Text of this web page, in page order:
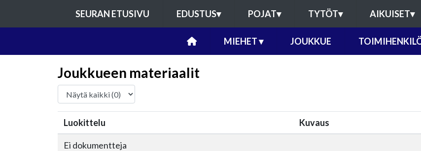
SEURAN ETUSIVU EDUSTUS▾ POJAT▾ TYTÖT▾ AIKUISET▾
MIEHET▾ JOUKKUE
Joukkueen materiaalit
Luokittelu Kuvaus
Ei dokumentteja